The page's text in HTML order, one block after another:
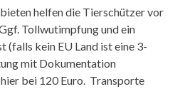
helfen die Tierschützer vor
Tollwutimpfung und ein
kein EU Land ist eine 3-
mit Dokumentation
bei 120 Euro. Transporte